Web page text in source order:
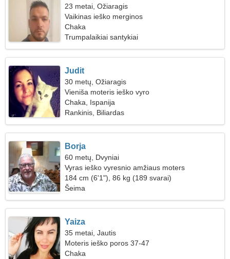
23 metai, Ožiaragis
Vaikinas ieško merginos
Chaka
Trumpalaikiai santykiai
Judit
30 metų, Ožiaragis
Vieniša moteris ieško vyro
Chaka, Ispanija
Rankinis, Biliardas
Borja
60 metų, Dvyniai
Vyras ieško vyresnio amžiaus moters
184 cm (6'1"), 86 kg (189 svarai)
Šeima
Yaiza
35 metai, Jautis
Moteris ieško poros 37-47
Chaka